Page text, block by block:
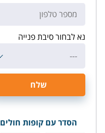
נא לבחור סיבת פנייה
---
הסדר עם קופות חולים